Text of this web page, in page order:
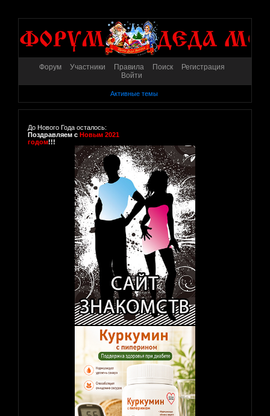
Форум Участники Правила Поиск
Регистрация
Войти
Активные темы
До Нового Года осталось:
Поздравляем с Новым 2021
годом!!!